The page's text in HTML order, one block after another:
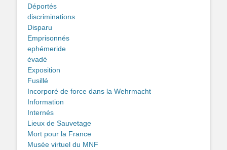
Déportés
discriminations
Disparu
Emprisonnés
ephémeride
évadé
Exposition
Fusillé
Incorporé de force dans la Wehrmacht
Information
Internés
Lieux de Sauvetage
Mort pour la France
Musée virtuel du MNF